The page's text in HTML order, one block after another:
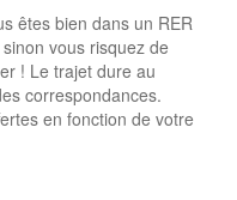
êtes bien dans un RER
vous risquez de
! Le trajet dure au
correspondances.
en fonction de votre